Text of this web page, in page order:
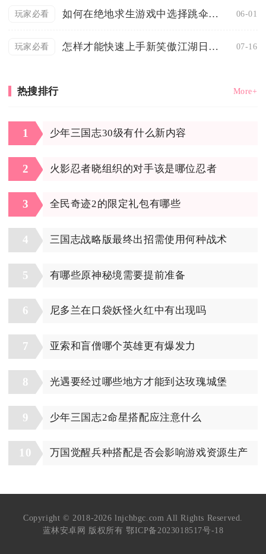
玩家必看 如何在绝地求生游戏中选择跳伞区域 06-01
玩家必看 怎样才能快速上手新笑傲江湖日月侠客 07-16
热搜排行 More+
1 少年三国志30级有什么新内容
2 火影忍者晓组织的对手该是哪位忍者
3 全民奇迹2的限定礼包有哪些
4 三国志战略版最终出招需使用何种战术
5 有哪些原神秘境需要提前准备
6 尼多兰在口袋妖怪火红中有出现吗
7 亚索和盲僧哪个英雄更有爆发力
8 光遇要经过哪些地方才能到达玫瑰城堡
9 少年三国志2命星搭配应注意什么
10 万国觉醒兵种搭配是否会影响游戏资源生产
Copyright © 2018-2026 lnjchbgc.com All Rights Reserved.
蓝林安卓网 版权所有鄂ICP备2023018517号-18